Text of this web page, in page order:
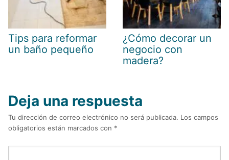
Tips para reformar
un baño pequeño
¿Cómo decorar un
negocio con
madera?
Deja una respuesta
Tu dirección de correo electrónico no será publicada. Los campos
obligatorios están marcados con *